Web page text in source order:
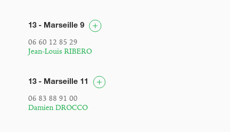
13 - Marseille 9
06 60 12 85 29
Jean-Louis RIBERO
13 - Marseille 11
06 83 88 91 00
Damien DROCCO